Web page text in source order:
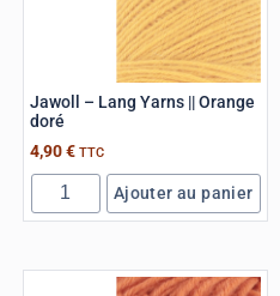
Jawoll – Lang Yarns || Orange
doré
4,90€ TTC
Ajouter au panier